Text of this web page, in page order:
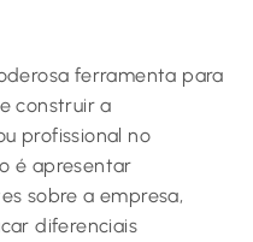
ferramenta para
construir a
profissional no
é apresentar
sobre a empresa,
diferenciais